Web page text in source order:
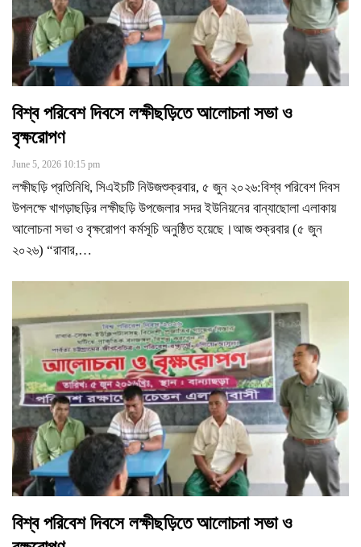
বিশ্ব পরিবেশ দিবসে লক্ষীছড়িতে আলোচনা সভা ও
বৃক্ষরোপণ
June 5, 2026 10:15 pm
লক্ষীছড়ি প্রতিনিধি, সিএইচটি নিউজশুক্রবার, ৫ জুন ২০২৬:বিশ্ব পরিবেশ দিবস
উপলক্ষে খাগড়াছড়ির লক্ষীছড়ি উপজেলার সদর ইউনিয়নের বান্যাছোলা এলাকায়
আলোচনা সভা ও বৃক্ষরোপণ কর্মসূচি অনুষ্ঠিত হয়েছে।আজ শুক্রবার (৫ জুন
২০২৬) “রাবার,…
বিশ্ব পরিবেশ দিবসে লক্ষীছড়িতে আলোচনা সভা ও